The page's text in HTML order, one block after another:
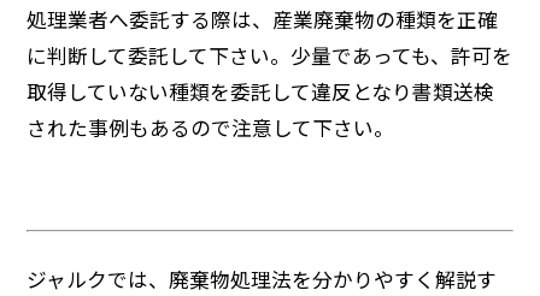
処理業者へ委託する際は、産業廃棄物の種類を正確
に判断して委託して下さい。少量であっても、許可を
取得していない種類を委託して違反となり書類送検
された事例もあるので注意して下さい。
ジャルクでは、廃棄物処理法を分かりやすく解説す